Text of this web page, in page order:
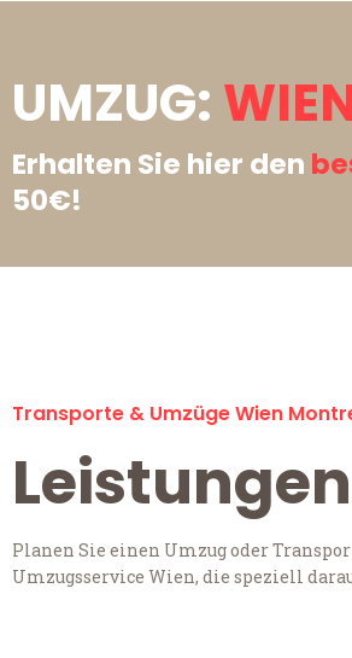
UMZUG:
Erhalten Sie hier den
50€!
Transporte & Umzüge Wien
Planen Sie einen Umzug oder
Umzugsservice Wien, die speziell